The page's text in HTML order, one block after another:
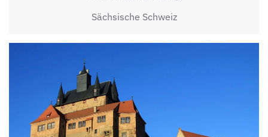
Sächsische Schweiz